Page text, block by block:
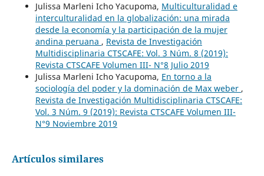
Julissa Marleni Icho Yacupoma, Multiculturalidad e
interculturalidad en la globalización: una mirada
desde la economía y la participación de la mujer
andina peruana , Revista de Investigación
Multidisciplinaria CTSCAFE: Vol. 3 Núm. 8 (2019):
Revista CTSCAFE Volumen III- N°8 Julio 2019
Julissa Marleni Icho Yacupoma, En torno a la
sociología del poder y la dominación de Max weber ,
Revista de Investigación Multidisciplinaria CTSCAFE:
Vol. 3 Núm. 9 (2019): Revista CTSCAFE Volumen III-
N°9 Noviembre 2019
Artículos similares